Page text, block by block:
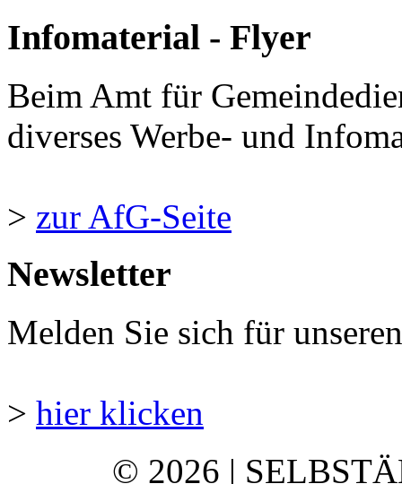
Infomaterial - Flyer
Beim Amt für
diverses Werbe- und
> zur AfG-Seite
Newsletter
Melden Sie sich für
> hier klicken
© 2026 |